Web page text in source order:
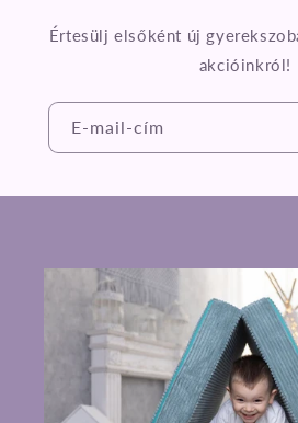
Értesülj elsőként új
akcióinkról!
E-mail-cím